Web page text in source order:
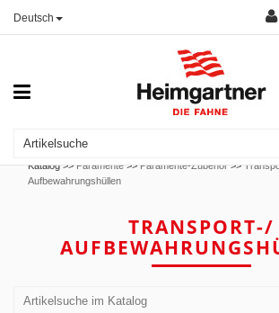
Deutsch
Katalog >>Paramente >>Paramente-Zubehör >>
Aufbewahrungshüllen
TRANSPORT-/